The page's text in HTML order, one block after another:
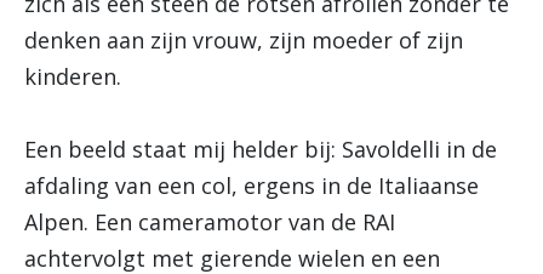
denken aan zijn vrouw, zijn moeder of zijn
kinderen.
Een beeld staat mij helder bij: Savoldelli in de
afdaling van een col, ergens in de Italiaanse
Alpen. Een cameramotor van de RAI
achtervolgt met gierende wielen en een